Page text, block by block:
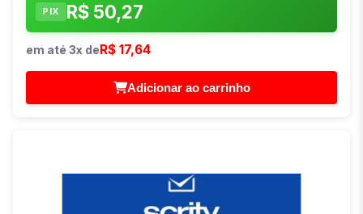
PIX R$ 50,27
em até 3x de R$ 17,64
Adicionar ao carrinho